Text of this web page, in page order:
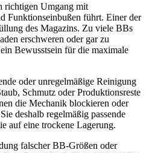
richtigen Umgang mit
Funktionseinbußen führt. Einer der
des Magazins. Zu viele BBs
erschweren oder gar zu
Bewusstsein für die maximale
oder unregelmäßige Reinigung
Schmutz oder Produktionsreste
die Mechanik blockieren oder
deshalb regelmäßig passende
auf eine trockene Lagerung.
falscher BB-Größen oder